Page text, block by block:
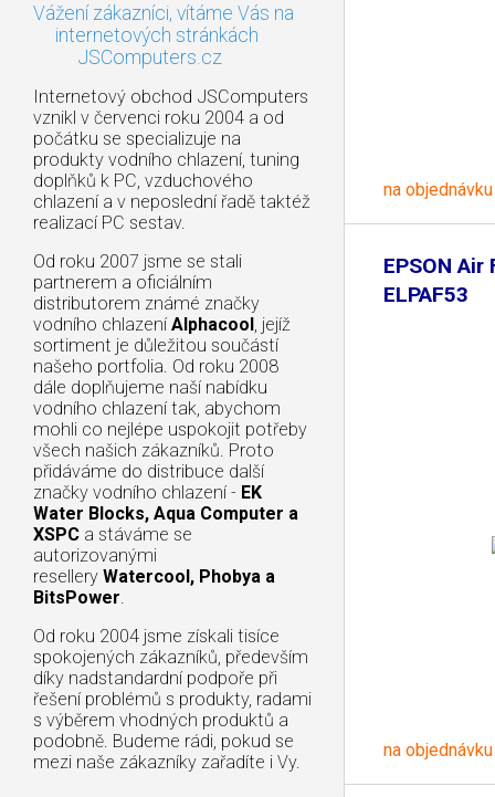
Vážení zákazníci, vítáme Vás na
internetových stránkách
JSComputers.cz
Internetový obchod JSComputers
vznikl v červenci roku 2004 a od
počátku se specializuje na
produkty vodního chlazení, tuning
doplňků k PC, vzduchového
chlazení a v neposlední řadě taktéž
realizací PC sestav.
Od roku 2007 jsme se stali
partnerem a oficiálním
distributorem známé značky
vodního chlazení Alphacool, jejíž
sortiment je důležitou součástí
našeho portfolia. Od roku 2008
dále doplňujeme naší nabídku
vodního chlazení tak, abychom
mohli co nejlépe uspokojit potřeby
všech našich zákazníků. Proto
přidáváme do distribuce další
značky vodního chlazení - EK
Water Blocks, Aqua Computer a
XSPC a stáváme se
autorizovanými
resellery Watercool, Phobya a
BitsPower.
Od roku 2004 jsme získali tisíce
spokojených zákazníků, především
díky nadstandardní podpoře při
řešení problémů s produkty, radami
s výběrem vhodných produktů a
podobně. Budeme rádi, pokud se
mezi naše zákazníky zařadíte i Vy.
na objednávku
EPSON Air
ELPAF53
na objednávku